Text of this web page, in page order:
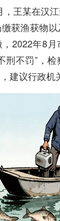
，王某在汉
获渔获物
2022年8
刑不罚”，
建议行政机